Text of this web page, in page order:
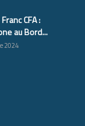
CFA :
au Bord...
2024